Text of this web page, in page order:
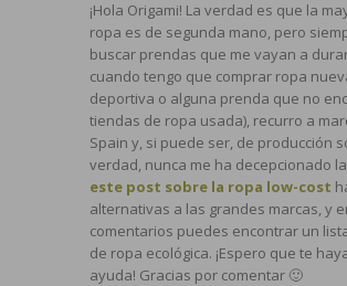
¡Hola Origami! La verdad es que la
ropa es de segunda mano, pero
buscar prendas que me vayan a
cuando tengo que comprar ropa
deportiva o alguna prenda que no
tiendas de ropa usada), recurro a
Spain y, si puede ser, de producción
verdad, nunca me ha decepcionado
este post sobre la ropa low-cost
alternativas a las grandes marcas, y
comentarios puedes encontrar un
de ropa ecológica. ¡Espero que te
ayuda! Gracias por comentar 🙂